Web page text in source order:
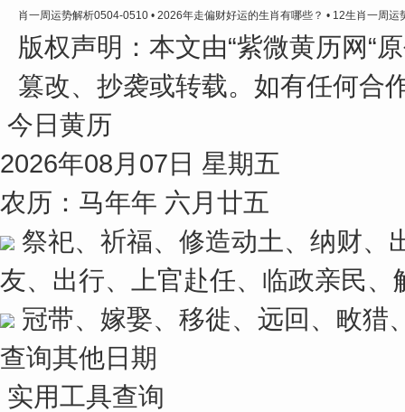
肖一周运势解析0504-0510 • 2026年走偏财好运的生肖有哪些？ • 12生肖一周
版权声明： 本文由“紫微黄历网“
篡改、抄袭或转载。如有任何合
今日黄历
2026年08月07日 星期五
农历：马年年 六月廿五
祭祀、祈福、修造动土、纳财、
友、出行、上官赴任、临政亲民
冠带、嫁娶、移徙、远回、畋猎
查询其他日期
实用工具查询